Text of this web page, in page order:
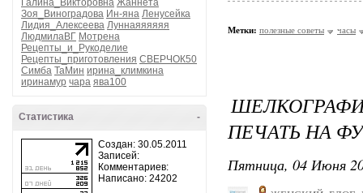
Галина_Викторовна Жаннета
Зоя_Виноградова Ин-яна Ленусейка
Лидия_Алексеева Луннаяяяяяя
ЛюдмилаВГ Мотрена
Рецепты_и_Рукоделие
Рецепты_приготовления СВЕРЧОК50
Симба ТаМин ирина_климкина
иринамур чара ява100
-
Статистика
Создан: 30.05.2011
Записей:
Комментариев:
Написано: 24202
Метки: полезные советы часы
ПЕЧАТЬ НА
Пятница, 04 Июня